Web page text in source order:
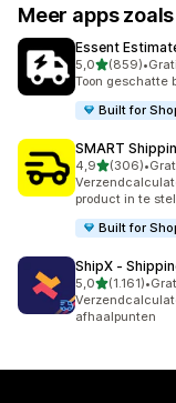
Meer apps
Essent
5,0van 5 sterren
(859)
859 recensies in
•
Toon geschatte
Built for
SMART
4,9van 5 sterren
(306)
306 recensies in
•
product in te
Built for
ShipX ‑
5,0van 5 sterren
(1.161)
1161 recensies
•
afhaalpunten